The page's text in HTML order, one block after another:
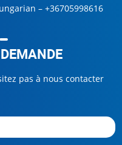
– +36705998616
pas à nous contacter